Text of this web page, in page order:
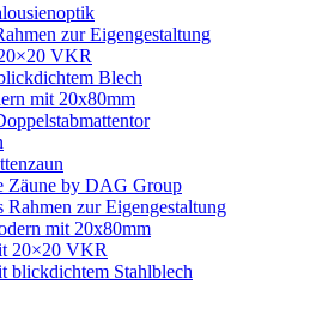
zur Eigengestaltung
VKR
Blech
mit 20x80mm
Zäune by DAG Group
Rahmen zur Eigengestaltung
mit 20x80mm
20×20 VKR
blickdichtem Stahlblech